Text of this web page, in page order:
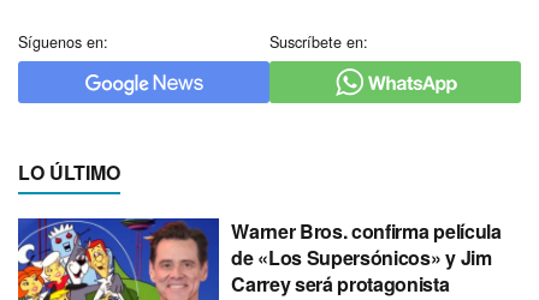
Síguenos en: Suscríbete en:
LO ÚLTIMO
Warner Bros. confirma película
de «Los Supersónicos» y Jim
Carrey será protagonista